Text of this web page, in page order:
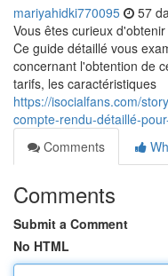
mariyahidki770095 57
Vous êtes curieux
Ce guide détaillé vous
concernant l'obtention de
tarifs, les caractéristiques
https://isocialfans.com/
compte-rendu-détaillé-
Comments
Comments
Submit a Comment
No HTML